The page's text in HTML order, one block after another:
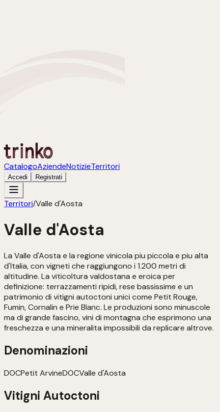
CatalogoAziendeNotizieTerritori
Accedi Registrati
Territori/Valle d'Aosta
Valle d'Aosta
La Valle d'Aosta e la regione vinicola piu piccola e piu alta
d'Italia, con vigneti che raggiungono i 1.200 metri di
altitudine. La viticoltura valdostana e eroica per
definizione: terrazzamenti ripidi, rese bassissime e un
patrimonio di vitigni autoctoni unici come Petit Rouge,
Fumin, Cornalin e Prie Blanc. Le produzioni sono minuscole
ma di grande fascino, vini di montagna che esprimono una
freschezza e una mineralita impossibili da replicare altrove.
Denominazioni
DOCPetit ArvineDOCValle d'Aosta
Vitigni Autoctoni